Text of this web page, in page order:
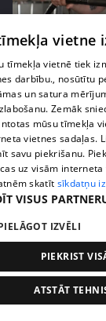
pirms 2 nedēļām,
Margaritai
pamatīgas
69. epizode
vietne
tīmekļa vietnē tiek
darbību., nosūtītu
un satura
Zemāk
mūsu tīmekļa
vietnes sadaļas.
savu piekrišanu.
uz visām
skatīt sīkdatņu
VISUS
IZVĒLI
PIEKRIST
ATSTĀT